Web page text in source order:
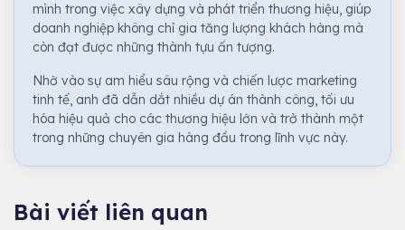
mình trong việc xây dựng và phát triển thương hiệu, giúp
doanh nghiệp không chỉ gia tăng lượng khách hàng mà
còn đạt được những thành tựu ấn tượng.
Nhờ vào sự am hiểu sâu rộng và chiến lược marketing
tinh tế, anh đã dẫn dắt nhiều dự án thành công, tối ưu
hóa hiệu quả cho các thương hiệu lớn và trở thành một
trong những chuyên gia hàng đầu trong lĩnh vực này.
Bài viết liên quan